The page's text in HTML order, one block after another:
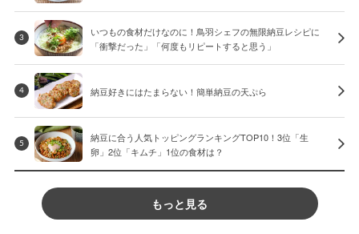
3
いつもの食材だけなのに！鳥羽シェフの無限納豆レシピに
「衝撃だった」「何度もリピートすると思う」
4 納豆好きにはたまらない！簡単納豆の天ぷら
5
納豆に合う人気トッピングランキングTOP10！3位「生
卵」2位「キムチ」1位の食材は？
もっと見る